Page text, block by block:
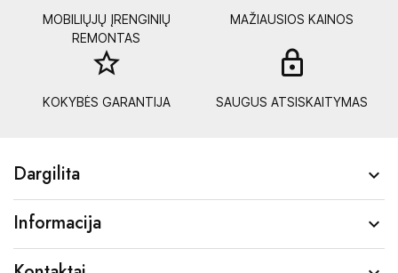
MOBILIŲJŲ ĮRENGINIŲ
REMONTAS
MAŽIAUSIOS KAINOS
star_border
KOKYBĖS GARANTIJA SAUGUS ATSISKAITYMAS
Dargilita 
Informacija 